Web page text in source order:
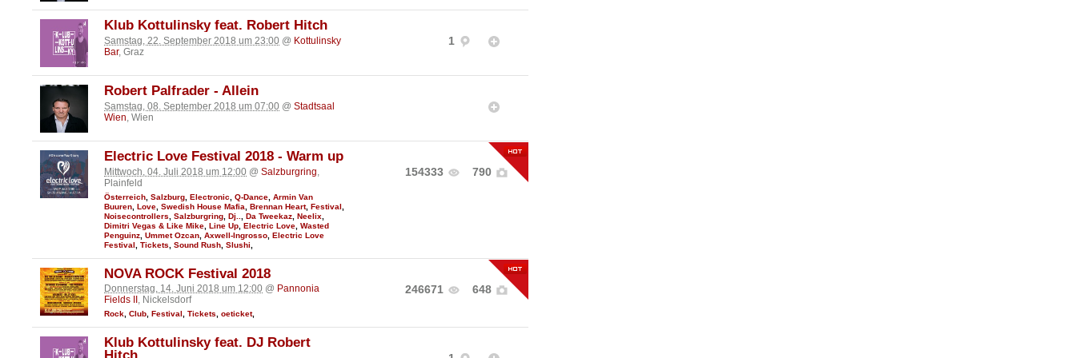
1
Klub Kottulinsky feat. Robert Hitch
Samstag, 22. September 2018 um 23:00 @ Kottulinsky
Bar, Graz
Robert Palfrader - Allein
Samstag, 08. September 2018 um 07:00 @ Stadtsaal
Wien , Wien
154333 790
Electric Love Festival 2018 - Warm up
Mittwoch, 04. Juli 2018 um 12:00 @ Salzburgring
Plainfeld
Österreich Salzburg Electronic Q-Dance Armin Van
Buuren Love Swedish House Mafia Brennan Heart, Festival
Noisecontrollers
Salzburgring Dj.. Da Tweekaz Neelix
Dimitri Vegas & Like Mike Line Up Electric Love Wasted
Penguinz Ummet Ozcan Axwell-Ingrosso Electric Love
Festival
Tickets Sound Rush Slushi
246671 648
NOVA ROCK Festival 2018
Donnerstag, 14. Juni 2018 um 12:00 @ Pannonia
Fields II , Nickelsdorf
Rock Club Festival Tickets oeticket,
Klub Kottulinsky feat. DJ Robert